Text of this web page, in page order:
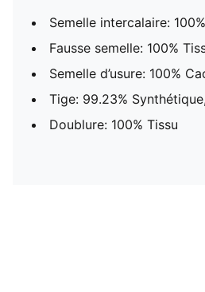
Semelle intercalaire:
Fausse semelle: 100%
Semelle d’usure: 100%
Tige: 99.23%
Doublure: 100% Tissu